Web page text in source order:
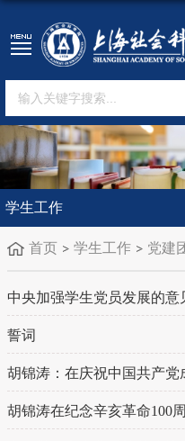
学生工作
首页 学生工作 党建
中央加强学生党员发展的意
誓词